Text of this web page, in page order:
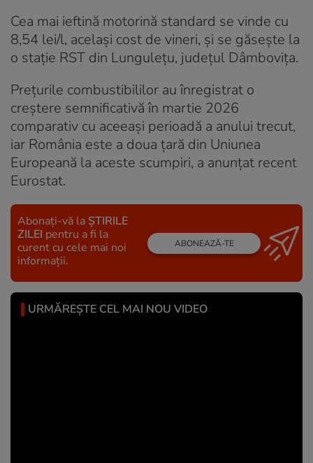
Cea mai ieftină motorină standard se vinde cu
8,54 lei/l, același cost de vineri, și se găsește la
o stație RST din Lungulețu, județul Dâmbovița.
Prețurile combustibililor au înregistrat o
creștere semnificativă în martie 2026
comparativ cu aceeași perioadă a anului trecut,
iar România este a doua țară din Uniunea
Europeană la aceste scumpiri, a anunțat recent
Eurostat.
Abonați-vă la ȘTIRILE
ZILEI pentru a fi la
curent cu cele mai noi
informații.
ABONEAZĂ-TE
URMĂREȘTE CEL MAI NOU VIDEO